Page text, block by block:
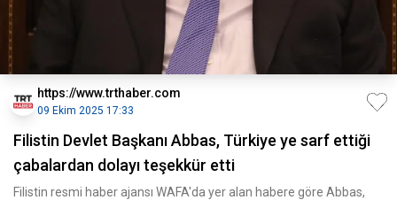
https://www.trthaber.com
09 Ekim 2025 17:33
Filistin Devlet Başkanı Abbas, Türkiye ye sarf ettiği
çabalardan dolayı teşekkür etti
Filistin resmi haber ajansı WAFA'da yer alan habere göre Abbas,